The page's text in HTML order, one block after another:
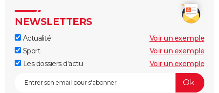
NEWSLETTERS
Actualité
Voir un exemple
Sport
Voir un exemple
Les dossiers d'actu
Voir un exemple